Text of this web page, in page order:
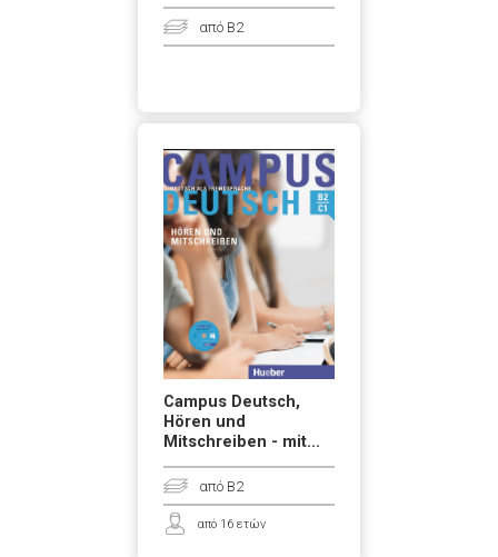
από B2
Campus Deutsch,
Hören und
Mitschreiben - mit...
από B2
από 16 ετών